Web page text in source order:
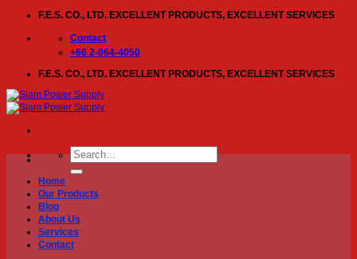
content
F.E.S. CO., LTD. EXCELLENT PRODUCTS, EXCELLENT SERVICES
Contact
+66 2-064-4050
F.E.S. CO., LTD. EXCELLENT PRODUCTS, EXCELLENT SERVICES
Search
for:
Home
Our Products
Blog
About Us
Services
Contact